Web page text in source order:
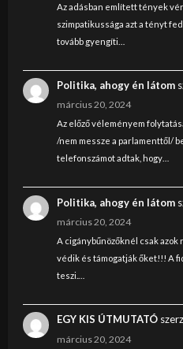
Az adásban említett tények
szimpatikussága azt a tényt
tovább gyengíti…
Politika, ahogy én látom
március 20, 2024
Az előző véleményem
/nem messze a parlamenttől/
telefonszámot adtak, hogy…
Politika, ahogy én látom
március 20, 2024
A cigánybűnözőknél csak
védik és támogatják őket!!! A
teszi.…
EGY KIS ÚTMUTATÓ
március 20, 2024